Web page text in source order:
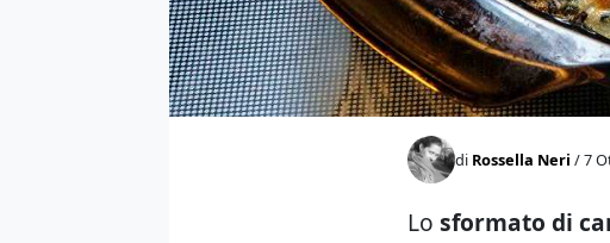
di Rossella Neri / 7
Lo sformato di